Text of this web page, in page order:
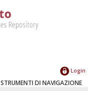
Login
STRUMENTI DI NAVIGAZIONE